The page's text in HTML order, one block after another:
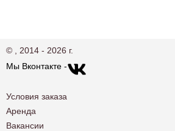
© , 2014 - 2026 г.
Мы Вконтакте -
Условия заказа
Аренда
Вакансии